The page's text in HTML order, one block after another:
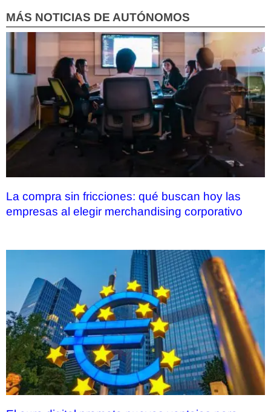
MÁS NOTICIAS DE AUTÓNOMOS
La compra sin fricciones: qué buscan hoy las
empresas al elegir merchandising corporativo